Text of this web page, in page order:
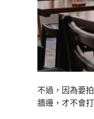
不過，因為要
牆邊，才不會